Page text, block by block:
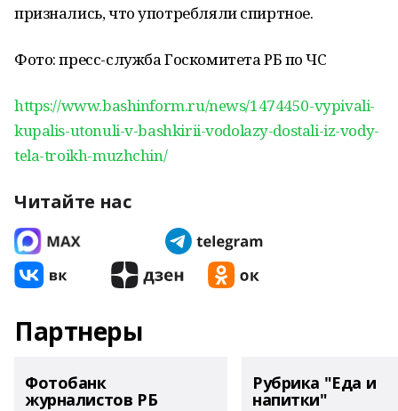
признались, что употребляли спиртное.
Фото: пресс-служба Госкомитета РБ по ЧС
https://www.bashinform.ru/news/1474450-vypivali-
kupalis-utonuli-v-bashkirii-vodolazy-dostali-iz-vody-
tela-troikh-muzhchin/
Читайте нас
Партнеры
Фотобанк
журналистов РБ
Рубрика "Еда и
напитки"